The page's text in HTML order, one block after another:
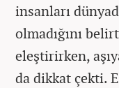
insanları
olmadığını
eleştirirken,
da dikkat çekti.